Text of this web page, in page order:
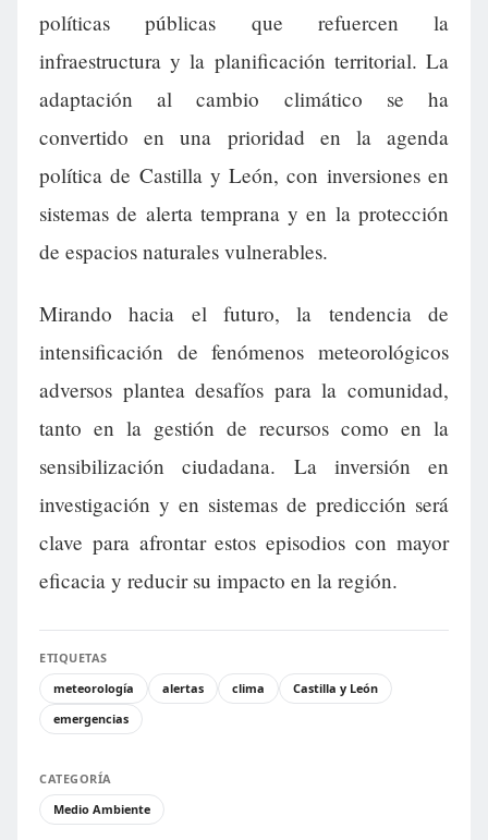
políticas públicas que refuercen la
infraestructura y la planificación territorial. La
adaptación al cambio climático se ha
convertido en una prioridad en la agenda
política de Castilla y León, con inversiones en
sistemas de alerta temprana y en la protección
de espacios naturales vulnerables.
Mirando hacia el futuro, la tendencia de
intensificación de fenómenos meteorológicos
adversos plantea desafíos para la comunidad,
tanto en la gestión de recursos como en la
sensibilización ciudadana. La inversión en
investigación y en sistemas de predicción será
clave para afrontar estos episodios con mayor
eficacia y reducir su impacto en la región.
ETIQUETAS
meteorología
alertas clima
Castilla y León
emergencias
CATEGORÍA
Medio Ambiente